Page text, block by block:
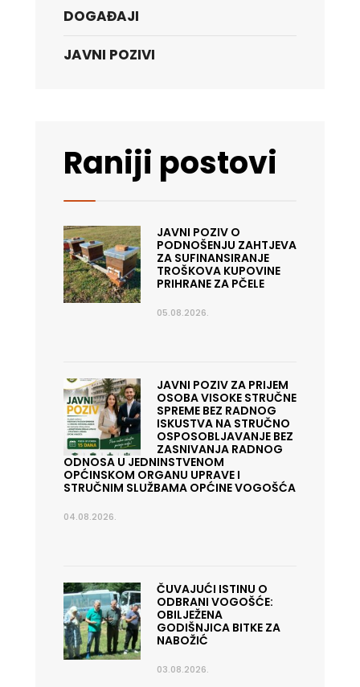
DOGAĐAJI
JAVNI POZIVI
Raniji postovi
JAVNI POZIV O
PODNOŠENJU ZAHTJEVA
ZA SUFINANSIRANJE
TROŠKOVA KUPOVINE
PRIHRANE ZA PČELE
05.08.2026.
JAVNI POZIV ZA PRIJEM
OSOBA VISOKE STRUČNE
SPREME BEZ RADNOG
ISKUSTVA NA STRUČNO
OSPOSOBLJAVANJE BEZ
ZASNIVANJA RADNOG
ODNOSA U JEDNINSTVENOM
OPĆINSKOM ORGANU UPRAVE I
STRUČNIM SLUŽBAMA OPĆINE VOGOŠĆA
04.08.2026.
ČUVAJUĆI ISTINU O
ODBRANI VOGOŠĆE:
OBILJEŽENA
GODIŠNJICA BITKE ZA
NABOŽIĆ
03.08.2026.